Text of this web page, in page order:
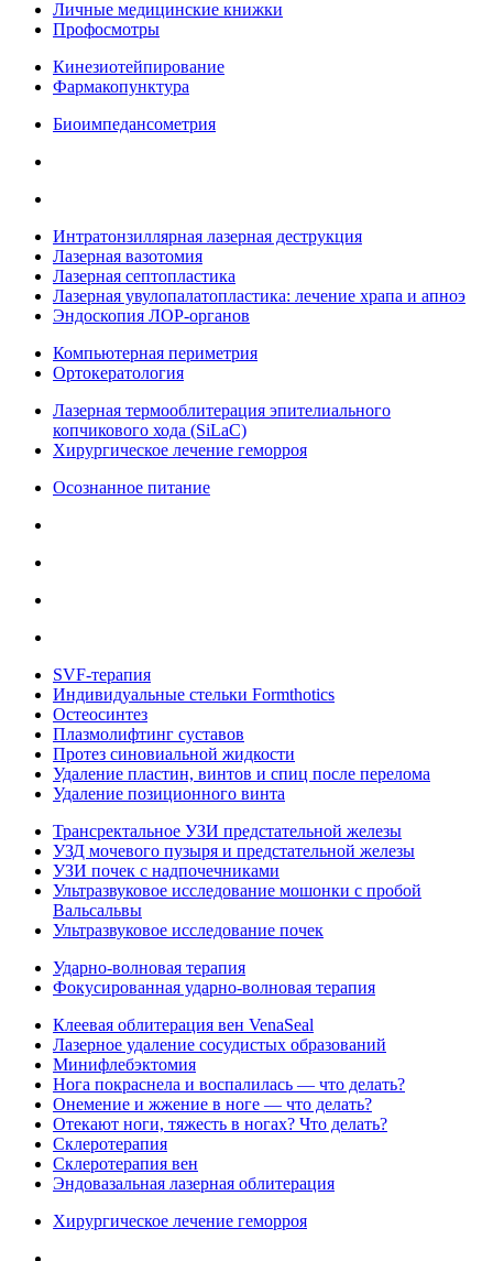
Личные медицинские книжки
Профосмотры
Кинезиотейпирование
Фармакопунктура
Биоимпедансометрия
Интратонзиллярная лазерная деструкция
Лазерная вазотомия
Лазерная септопластика
Лазерная увулопалатопластика: лечение храпа и апноэ
Эндоскопия ЛОР-органов
Компьютерная периметрия
Ортокератология
Лазерная термооблитерация эпителиального
копчикового хода (SiLaC)
Хирургическое лечение геморроя
Осознанное питание
SVF-терапия
Индивидуальные стельки Formthotics
Остеосинтез
Плазмолифтинг суставов
Протез синовиальной жидкости
Удаление пластин, винтов и спиц после перелома
Удаление позиционного винта
Трансректальное УЗИ предстательной железы
УЗД мочевого пузыря и предстательной железы
УЗИ почек с надпочечниками
Ультразвуковое исследование мошонки с пробой
Вальсальвы
Ультразвуковое исследование почек
Ударно-волновая терапия
Фокусированная ударно-волновая терапия
Клеевая облитерация вен VenaSeal
Лазерное удаление сосудистых образований
Минифлебэктомия
Нога покраснела и воспалилась — что делать?
Онемение и жжение в ноге — что делать?
Отекают ноги, тяжесть в ногах? Что делать?
Склеротерапия
Склеротерапия вен
Эндовазальная лазерная облитерация
Хирургическое лечение геморроя